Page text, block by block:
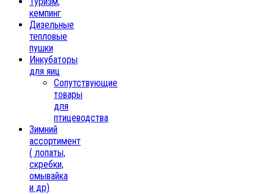
кемпинг
Дизельные
тепловые
пушки
Инкубаторы
для яиц
Сопутствующие
товары
для
птицеводства
Зимний
ассортимент
( лопаты,
скребки,
омывайка
и др)